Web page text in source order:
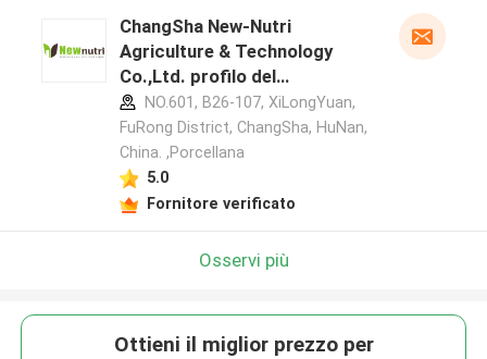
ChangSha New-Nutri
Agriculture & Technology
Co.,Ltd. profilo del
produttore
NO.601, B26-107, XiLongYuan,
FuRong District, ChangSha, HuNan,
China. ,Porcellana
5.0
Fornitore verificato
Osservi più
Ottieni il miglior prezzo per